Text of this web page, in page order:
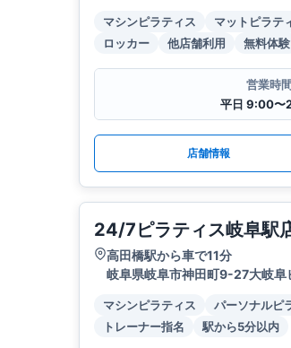
マシンピラティス マットピラテ
ロッカー
他店舗利用 無料体験
営業時間
平日 9:00〜
店舗情報
24/7ピラティス岐阜駅
高田橋駅から車で11分
岐阜県岐阜市神田町9-27大岐阜
マシンピラティス パーソナルピ
トレーナー指名
駅から5分以内